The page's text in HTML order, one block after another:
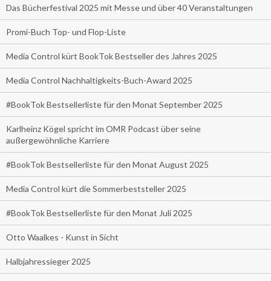
Das Bücherfestival 2025 mit Messe und über 40 Veranstaltungen
Promi-Buch Top- und Flop-Liste
Media Control kürt BookTok Bestseller des Jahres 2025
Media Control Nachhaltigkeits-Buch-Award 2025
#BookTok Bestsellerliste für den Monat September 2025
Karlheinz Kögel spricht im OMR Podcast über seine
außergewöhnliche Karriere
#BookTok Bestsellerliste für den Monat August 2025
Media Control kürt die Sommerbeststeller 2025
#BookTok Bestsellerliste für den Monat Juli 2025
Otto Waalkes - Kunst in Sicht
Halbjahressieger 2025